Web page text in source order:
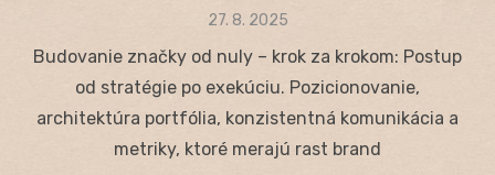
Posted
27. 8. 2025
Budovanie značky od nuly – krok za krokom: Postup
od stratégie po exekúciu. Pozicionovanie,
architektúra portfólia, konzistentná komunikácia a
metriky, ktoré merajú rast brand